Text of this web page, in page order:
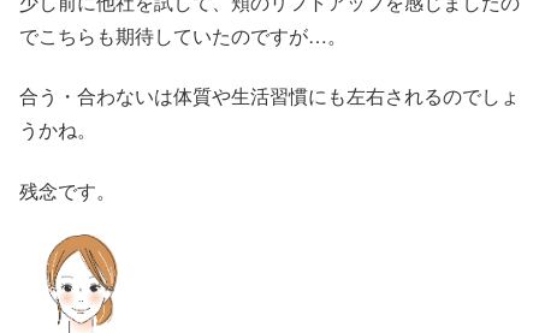
でこちらも期待していたのですが…。
合う・合わないは体質や生活習慣にも左右されるのでしょ
うかね。
残念です。